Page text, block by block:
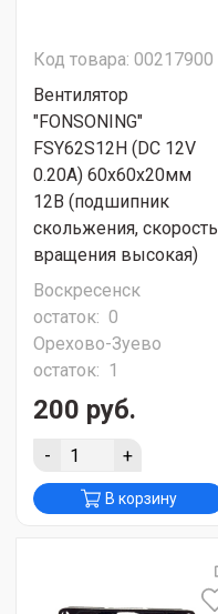
Код товара: 00217900
Вентилятор
"FONSONING"
FSY62S12H (DC 12V
0.20A) 60х60х20мм
12В (подшипник
скольжения, скорость
вращения высокая)
Воскресенск
остаток: 0
Орехово-Зуево
остаток: 1
200 руб.
- +
В корзину